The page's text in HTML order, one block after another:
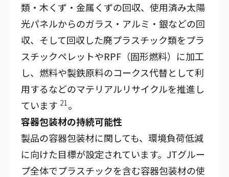
類・木くず・金属くずの回収、使用済み太陽
光パネルからのガラス・アルミ・銀などの回
収、そして回収した廃プラスチック類をプラ
スチックペレットやRPF（固形燃料）に加工
し、燃料や製鉄原料のコークス代替として利
用するなどのマテリアルリサイクルを推進し
ています 21。
容器包装材の持続可能性
製品の容器包装材に関しても、環境負荷低減
に向けた目標が設定されています。JTグルー
プ全体でプラスチックを含む容器包装材の使